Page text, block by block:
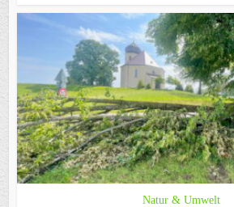
Natur & Umwelt